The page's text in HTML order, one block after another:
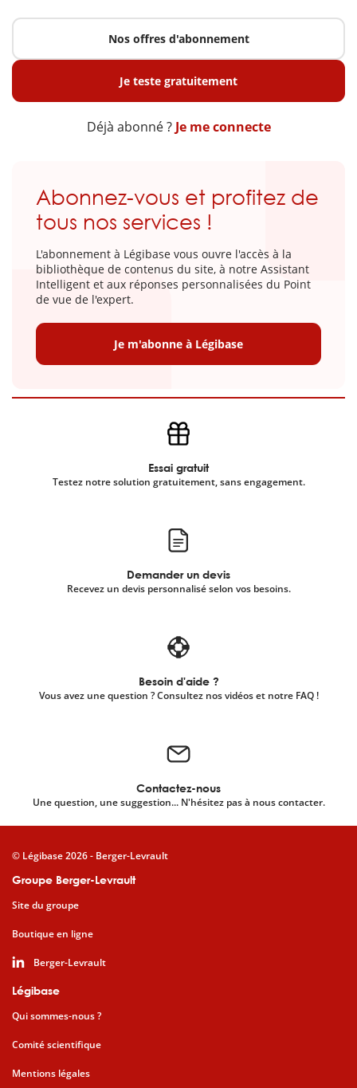
Nos offres d'abonnement
Je teste gratuitement
Déjà abonné ? Je me connecte
Abonnez-vous et profitez de
tous nos services !
L'abonnement à Légibase vous ouvre l'accès à la
bibliothèque de contenus du site, à notre Assistant
Intelligent et aux réponses personnalisées du Point
de vue de l'expert.
Je m'abonne à Légibase
Essai gratuit
Testez notre solution gratuitement, sans engagement.
Demander un devis
Recevez un devis personnalisé selon vos besoins.
Besoin d'aide ?
Vous avez une question ? Consultez nos vidéos et notre FAQ !
Contactez-nous
Une question, une suggestion... N'hésitez pas à nous contacter.
Groupe Berger-Levrault
Site du groupe
Boutique en ligne
Berger-Levrault
Légibase
Qui sommes-nous ?
Comité scientifique
Mentions légales
© Légibase 2026 - Berger-Levrault